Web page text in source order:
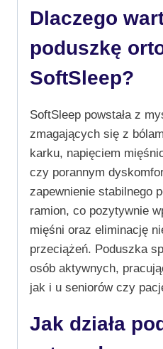
Dlaczego
poduszkę
SoftSleep?
SoftSleep powstała z
zmagających się z
karku, napięciem
czy porannym
zapewnienie stabilnego
ramion, co pozytywnie
mięśni oraz eliminację
przeciążeń. Poduszka
osób aktywnych,
jak i u seniorów czy
Jak działa